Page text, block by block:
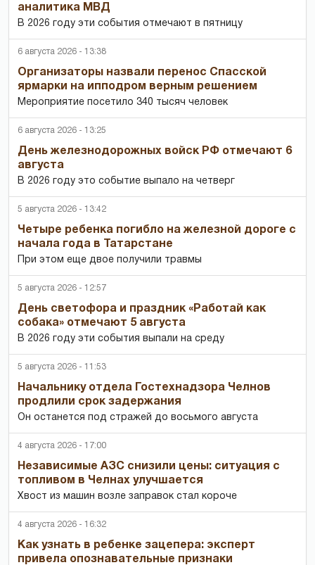
аналитика МВД
В 2026 году эти события отмечают в пятницу
6 августа 2026 - 13:38
Организаторы назвали перенос Спасской
ярмарки на ипподром верным решением
Мероприятие посетило 340 тысяч человек
6 августа 2026 - 13:25
День железнодорожных войск РФ отмечают 6
августа
В 2026 году это событие выпало на четверг
5 августа 2026 - 13:42
Четыре ребенка погибло на железной дороге с
начала года в Татарстане
При этом еще двое получили травмы
5 августа 2026 - 12:57
День светофора и праздник «Работай как
собака» отмечают 5 августа
В 2026 году эти события выпали на среду
5 августа 2026 - 11:53
Начальнику отдела Гостехнадзора Челнов
продлили срок задержания
Он останется под стражей до восьмого августа
4 августа 2026 - 17:00
Независимые АЗС снизили цены: ситуация с
топливом в Челнах улучшается
Хвост из машин возле заправок стал короче
4 августа 2026 - 16:32
Как узнать в ребенке зацепера: эксперт
привела опознавательные признаки